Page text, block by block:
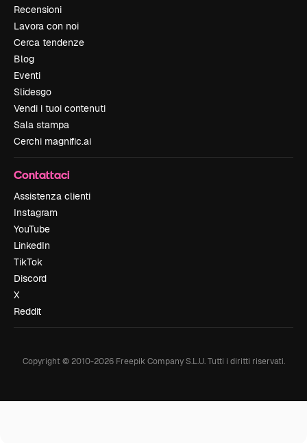
Recensioni
Lavora con noi
Cerca tendenze
Blog
Eventi
Slidesgo
Vendi i tuoi contenuti
Sala stampa
Cerchi magnific.ai
Contattaci
Assistenza clienti
Instagram
YouTube
LinkedIn
TikTok
Discord
X
Reddit
Copyright © 2010-2026Freepik Company S.L.U. Tutti i diritti riservati.